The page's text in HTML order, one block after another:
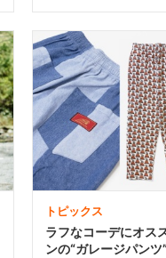
トピックス
ラフなコーデにオス
ンの“ガレージパンツ